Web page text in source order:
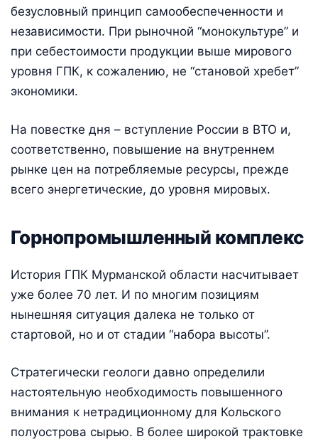
безусловный принцип самообеспеченности и
независимости. При рыночной “монокультуре” и
при себестоимости продукции выше мирового
уровня ГПК, к сожалению, не “становой хребет”
экономики.
На повестке дня – вступление России в ВТО и,
соответственно, повышение на внутреннем
рынке цен на потребляемые ресурсы, прежде
всего энергетические, до уровня мировых.
Горнопромышленный комплекс
История ГПК Мурманской области насчитывает
уже более 70 лет. И по многим позициям
нынешняя ситуация далека не только от
стартовой, но и от стадии “набора высоты”.
Стратегически геологи давно определили
настоятельную необходимость повышенного
внимания к нетрадиционному для Кольского
полуострова сырью. В более широкой трактовке